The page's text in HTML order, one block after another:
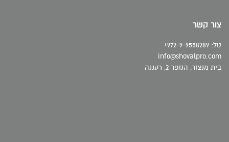
צור קשר
טל: 972-9-9558289+
info@shovalpro.com
בית מנצור, הנופר 2, רעננה